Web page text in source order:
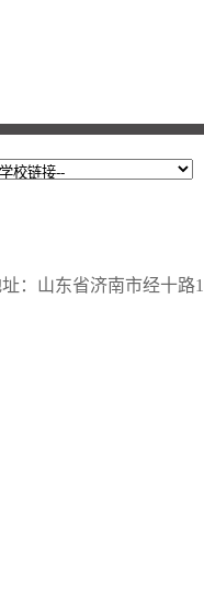
：山东省济南市经十路